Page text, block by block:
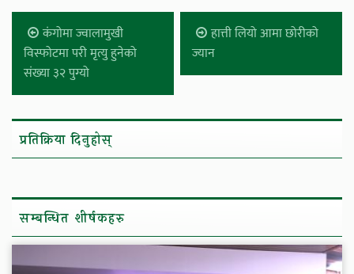
कंगोमा ज्वालामुखी
विस्फोटमा परी मृत्यु हुनेको
संख्या ३२ पुग्यो
हात्ती लियो आमा छोरीको
ज्यान
प्रतिक्रिया दिनुहोस्
सम्बन्धित शीर्षकहरु